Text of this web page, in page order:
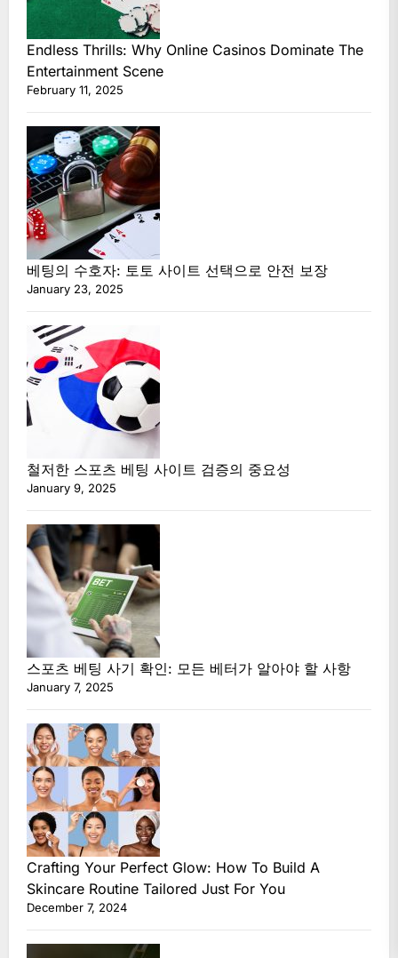
Endless Thrills: Why Online Casinos Dominate The
Entertainment Scene
February 11, 2025
베팅의 수호자: 토토 사이트 선택으로 안전 보장
January 23, 2025
철저한 스포츠 베팅 사이트 검증의 중요성
January 9, 2025
스포츠 베팅 사기 확인: 모든 베터가 알아야 할 사항
January 7, 2025
Crafting Your Perfect Glow: How To Build A
Skincare Routine Tailored Just For You
December 7, 2024